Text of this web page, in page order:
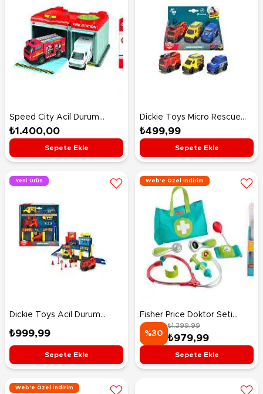
Speed City Acil Durum
İstasyonu İtfaiye ve
Ambulans Aracı
₺1.400,00
Sepete Ekle
Dickie Toys Micro Rescue
Force Mercedes-Benz 3
Araçlı Acil Durum Araç Seti
₺499,99
Sepete Ekle
Yeni Ürün
Dickie Toys Acil Durum
Hizmetleri İstasyonu ve Araç
Oyun Seti
₺999,99
Sepete Ekle
Web'e Özel İndirim
Fisher Price Doktor Seti
HYH26
%30
₺1.399,99
₺979,99
Sepete Ekle
Web'e Özel İndirim